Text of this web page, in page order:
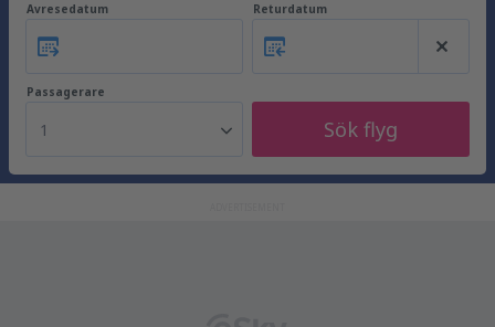
Avresedatum Returdatum
Passagerare
1 Sök flyg